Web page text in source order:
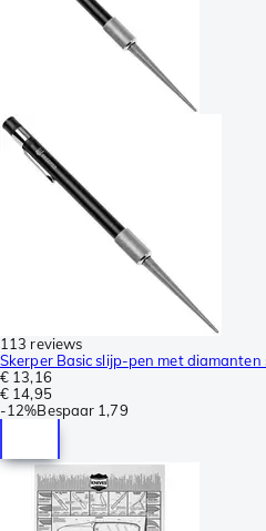
113 reviews
Skerper Basic slijp-pen met diamanten
€ 13,16
€ 14,95
-12%Bespaar 1,79